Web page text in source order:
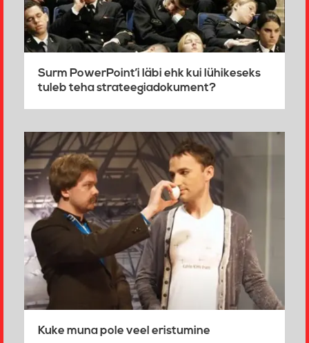
Surm PowerPoint’i läbi ehk kui lühikeseks
tuleb teha strateegiadokument?
Kuke muna pole veel eristumine